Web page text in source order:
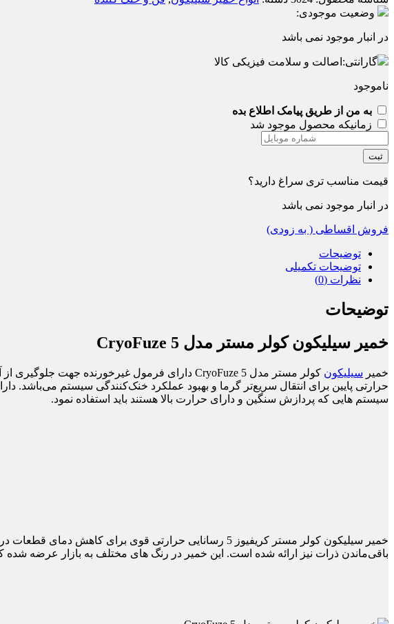
وضعیت موجودی:
در انبار موجود نمی باشد
گارانتی: اصالت و سلامت فیزیکی کالا
ناموجود
به من از طریق پیامک اطلاع بده
زمانیکه محصول موجود شد
ثبت
قیمت مناسب تری سراغ دارید؟
در انبار موجود نمی باشد
فروش اقساطی ( به زودی)
توضیحات
توضیحات تکمیلی
نظرات (0)
توضیحات
خمیر سیلیکون کولر مستر مدل CryoFuze 5
خمیر سیلیکون
حرارتی پایین برای انتقال سریع‌تر گرما و بهبود عملکرد خنک‌کنندگی سیستم
سیستم هایی که پردازش سنگین و دارای حرارت بالا هستند باید استفاده نمود.
خمیر سیلیکون کولر مستر کریفیوز 5 رسانایی حرارتی قوی برای کاهش دمای قطعات در شرایط کاری شدید را دارد. به همراه خمیر
باقی‌ماندن ذرات نیز ارائه شده است. این خمیر در رنگ های مختلف به بازار عرضه شده